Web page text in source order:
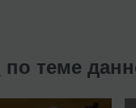
по теме